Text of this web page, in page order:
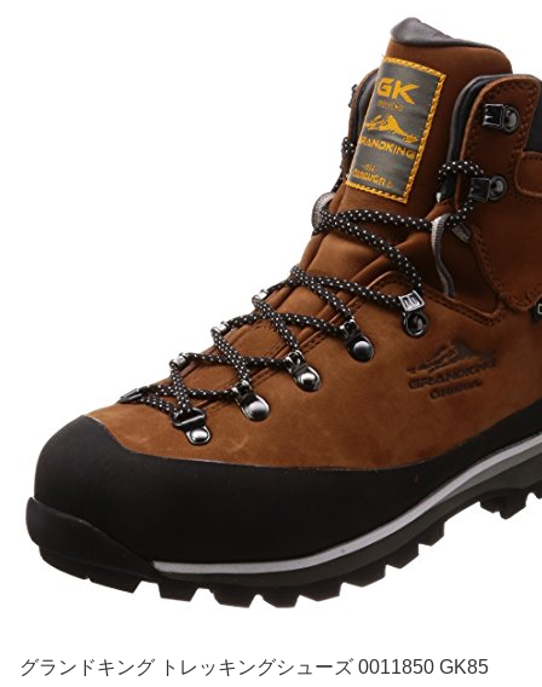
グランドキング トレッキングシューズ 0011850 GK85